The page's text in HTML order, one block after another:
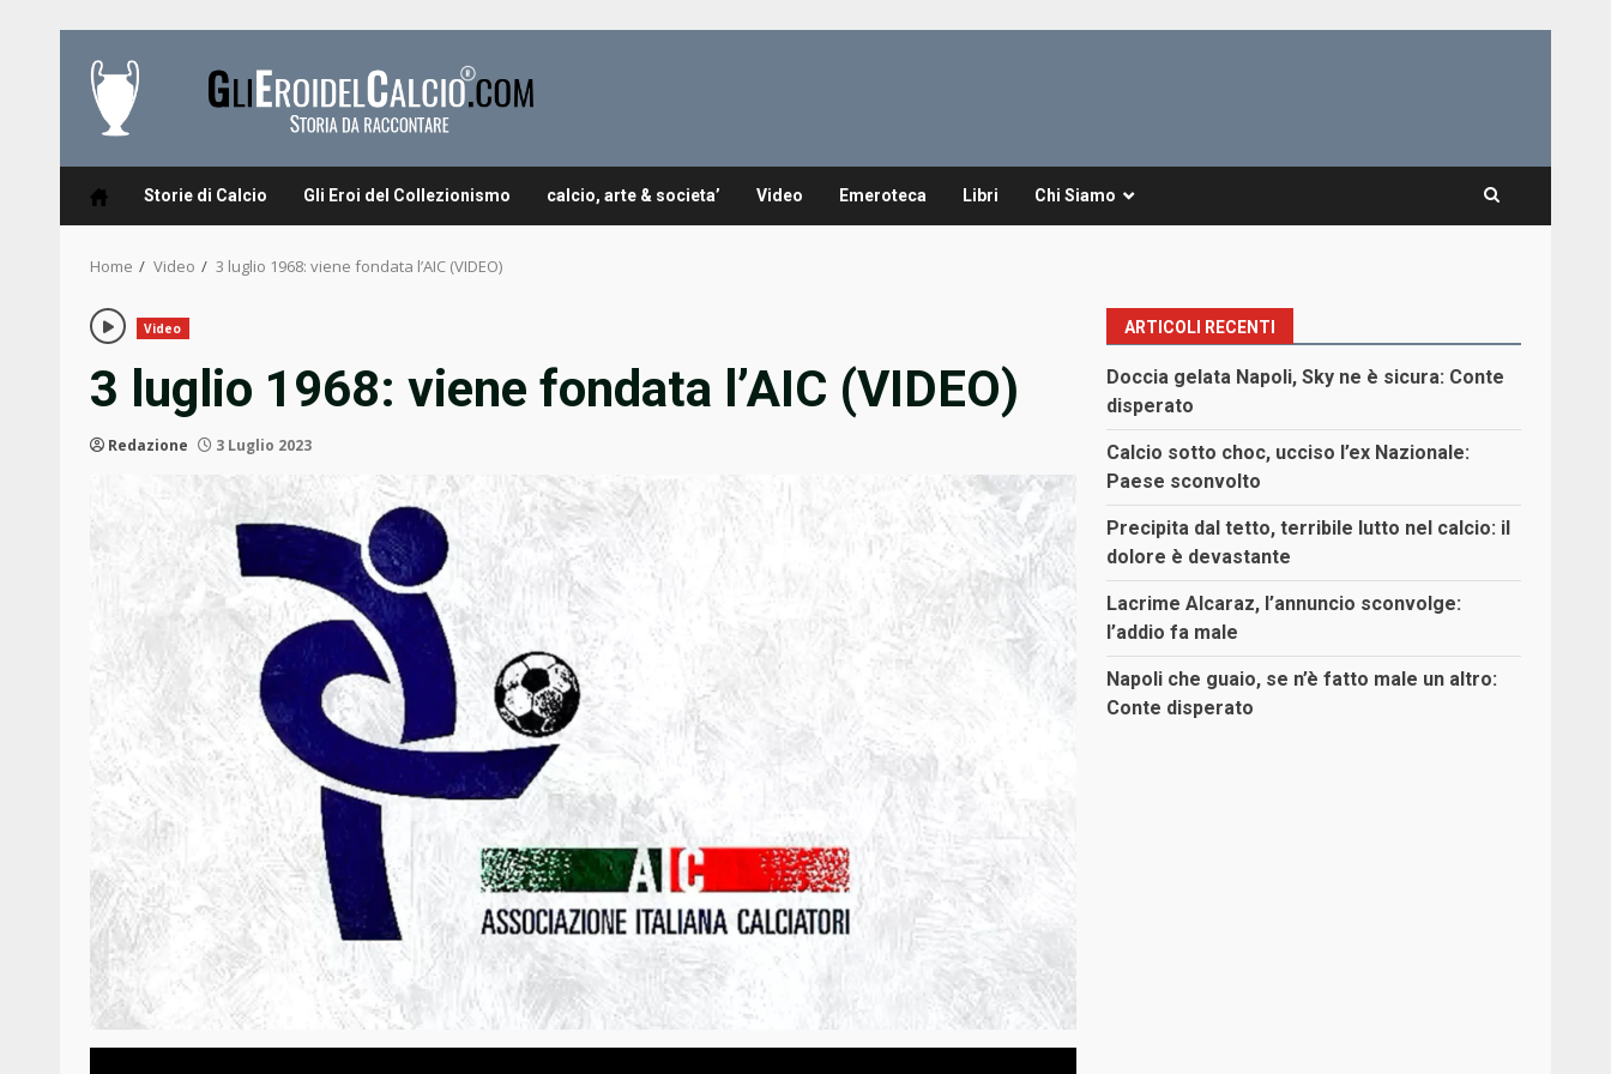
content
Storie di Calcio Gli Eroi del Collezionismo calcio, arte & societa’ Video Emeroteca Libri Chi Siamo
Home Video 3 luglio 1968: viene fondata l’AIC (VIDEO)
Video
3 luglio 1968: viene fondata l’AIC (VIDEO)
Redazione 3 Luglio 2023
ARTICOLI RECENTI
Doccia gelata Napoli, Sky ne è sicura: Conte
disperato
Calcio sotto choc, ucciso l’ex Nazionale:
Paese sconvolto
Precipita dal tetto, terribile lutto nel calcio: il
dolore è devastante
Lacrime Alcaraz, l’annuncio sconvolge:
l’addio fa male
Napoli che guaio, se n’è fatto male un altro:
Conte disperato